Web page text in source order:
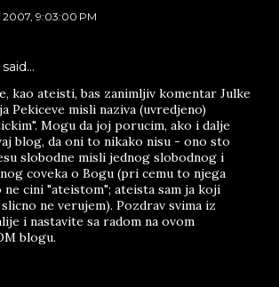
2007, 9:03:00 PM
said…
kao ateisti, bas zanimljiv komentar Julke
Pekiceve misli naziva (uvredjeno)
Mogu da joj porucim, ako i dalje
blog, da oni to nikako nisu - ono sto
slobodne misli jednog slobodnog i
coveka o Bogu (pri cemu to njega
ne cini "ateistom"; ateista sam ja koji
ne verujem). Pozdrav svima iz
i nastavite sa radom na ovom
blogu.